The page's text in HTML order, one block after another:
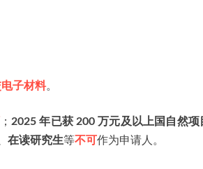
子材料。
； 2025 年已获 200 万元及以上国自然项
在读研究生等不可 作为申请人。